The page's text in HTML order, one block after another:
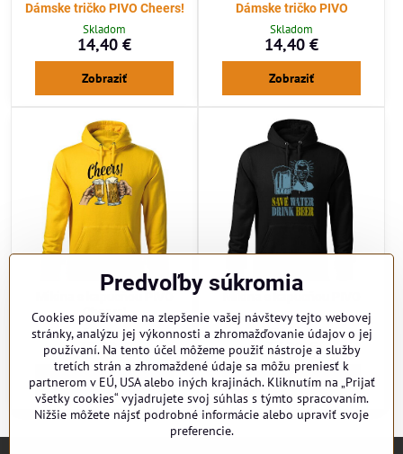
Dámske tričko PIVO Cheers!
Skladom
14,40 €
Zobraziť
Dámske tričko PIVO
Skladom
14,40 €
Zobraziť
Cheers!
Skladom
37,20 €
Zobraziť
Skladom
37,20 €
Zobraziť
Predvoľby súkromia
Cookies používame na zlepšenie vašej návštevy tejto webovej
stránky, analýzu jej výkonnosti a zhromažďovanie údajov o jej
používaní. Na tento účel môžeme použiť nástroje a služby
tretích strán a zhromaždené údaje sa môžu preniesť k
partnerom v EÚ, USA alebo iných krajinách. Kliknutím na „Prijať
všetky cookies“ vyjadrujete svoj súhlas s týmto spracovaním.
Nižšie môžete nájsť podrobné informácie alebo upraviť svoje
preferencie.